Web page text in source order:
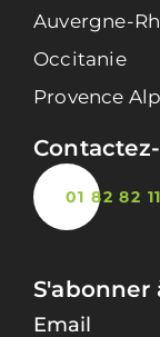
Auvergne-
Occitanie
Provence
01 82 82
S'abonner